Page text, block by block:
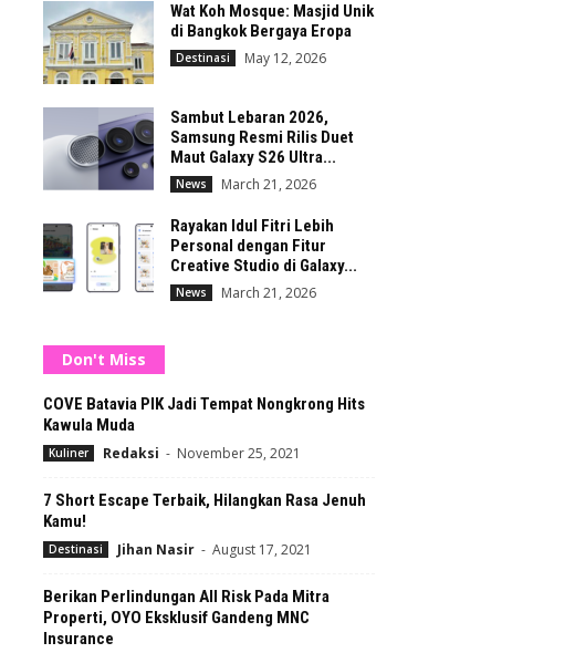
Wat Koh Mosque: Masjid Unik
di Bangkok Bergaya Eropa
Destinasi May 12, 2026
Sambut Lebaran 2026,
Samsung Resmi Rilis Duet
Maut Galaxy S26 Ultra...
News March 21, 2026
Rayakan Idul Fitri Lebih
Personal dengan Fitur
Creative Studio di Galaxy...
News March 21, 2026
Don't Miss
COVE Batavia PIK Jadi Tempat Nongkrong Hits
Kawula Muda
Kuliner Redaksi - November 25, 2021
7 Short Escape Terbaik, Hilangkan Rasa Jenuh
Kamu!
Destinasi Jihan Nasir - August 17, 2021
Berikan Perlindungan All Risk Pada Mitra
Properti, OYO Eksklusif Gandeng MNC
Insurance